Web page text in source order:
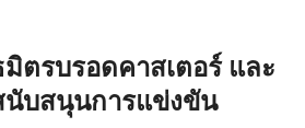
ตรบรอดคาสเตอร์ และ
บสนุนการแข่งขัน